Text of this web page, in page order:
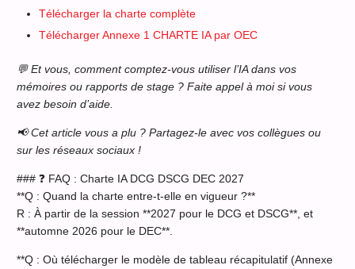
Télécharger la charte complète
Télécharger Annexe 1 CHARTE IA par OEC
💬 Et vous, comment comptez-vous utiliser l’IA dans vos
mémoires ou rapports de stage ? Faite appel à moi si vous
avez besoin d’aide.
📢 Cet article vous a plu ? Partagez-le avec vos collègues ou
sur les réseaux sociaux !
### ❓ FAQ : Charte IA DCG DSCG DEC 2027
**Q : Quand la charte entre-t-elle en vigueur ?**
R : À partir de la session **2027 pour le DCG et DSCG**, et
**automne 2026 pour le DEC**.
**Q : Où télécharger le modèle de tableau récapitulatif (Annexe